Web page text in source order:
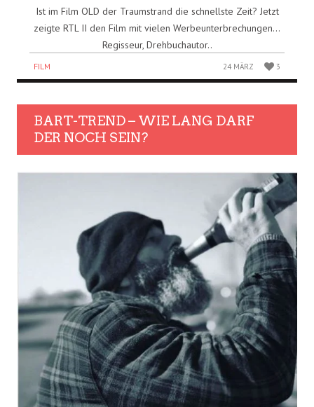
Ist im Film OLD der Traumstrand die schnellste Zeit? Jetzt
zeigte RTL II den Film mit vielen Werbeunterbrechungen…
Regisseur, Drehbuchautor..
FILM 24 MÄRZ 3
BART-TREND – WIE LANG DARF
DER NOCH SEIN?